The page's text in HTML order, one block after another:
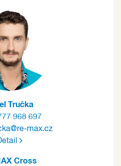
Tručka
968 697
max.cz
Cross